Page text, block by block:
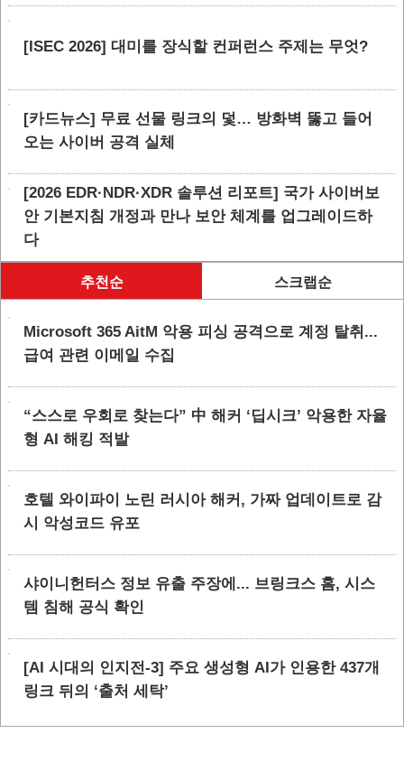
[ISEC 2026] 대미를 장식할 컨퍼런스 주제는 무엇?
[카드뉴스] 무료 선물 링크의 덫… 방화벽 뚫고 들어
오는 사이버 공격 실체
[2026 EDR·NDR·XDR 솔루션 리포트] 국가 사이버보
안 기본지침 개정과 만나 보안 체계를 업그레이드하
다
추천순 스크랩순
Microsoft 365 AitM 악용 피싱 공격으로 계정 탈취...
급여 관련 이메일 수집
“스스로 우회로 찾는다” 中 해커 ‘딥시크’ 악용한 자율
형 AI 해킹 적발
호텔 와이파이 노린 러시아 해커, 가짜 업데이트로 감
시 악성코드 유포
샤이니헌터스 정보 유출 주장에... 브링크스 홈, 시스
템 침해 공식 확인
[AI 시대의 인지전-3] 주요 생성형 AI가 인용한 437개
링크 뒤의 ‘출처 세탁’